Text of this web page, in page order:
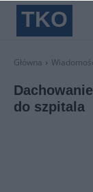
TKO
Główna
do szpitala